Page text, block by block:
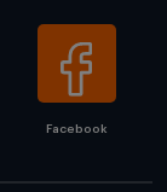
Facebook